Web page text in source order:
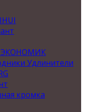
ЭКОНОМИК
Удлинители
кромка